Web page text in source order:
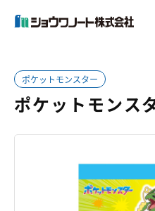
ポケットモンスター
ポケットモンス